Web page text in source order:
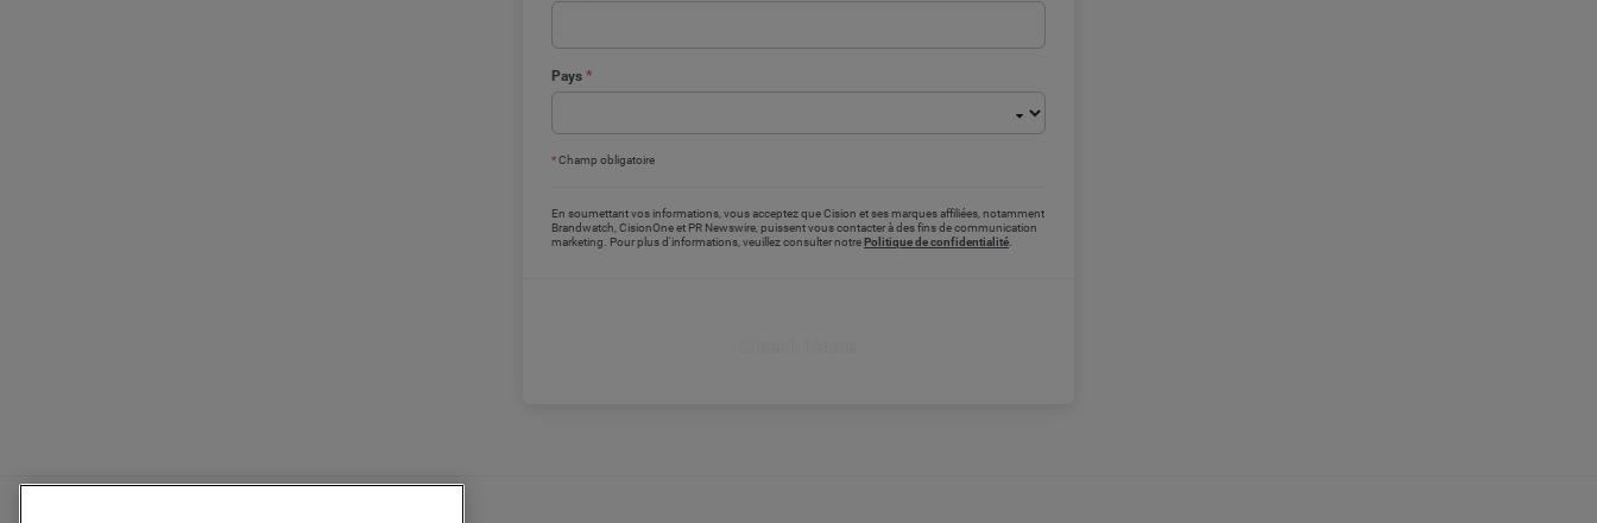
Pays *
*Champ obligatoire
En soumettant vos informations, vous acceptez que Cision et ses marques affiliées, notamment
Brandwatch, CisionOne et PR Newswire, puissent vous contacter à des fins de communication
marketing. Pour plus d'informations, veuillez consulter notre Politique de confidentialité.